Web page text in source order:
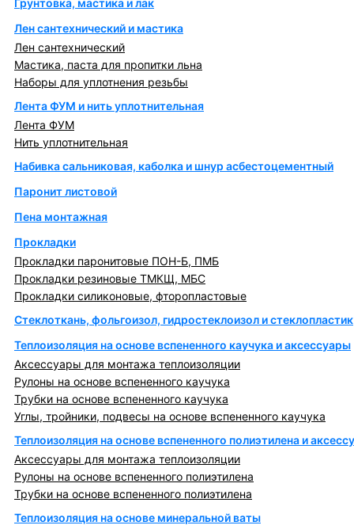
Грунтовка, мастика и лак
Лен сантехнический и мастика
Лен сантехнический
Мастика, паста для пропитки льна
Наборы для уплотнения резьбы
Лента ФУМ и нить уплотнительная
Лента ФУМ
Нить уплотнительная
Набивка сальниковая, каболка и шнур асбестоцементный
Паронит листовой
Пена монтажная
Прокладки
Прокладки паронитовые ПОН-Б, ПМБ
Прокладки резиновые ТМКЩ, МБС
Прокладки силиконовые, фторопластовые
Стеклоткань, фольгоизол, гидростеклоизол и стеклопластик
Теплоизоляция на основе вспененного каучука и аксессуары
Аксессуары для монтажа теплоизоляции
Рулоны на основе вспененного каучука
Трубки на основе вспененного каучука
Углы, тройники, подвесы на основе вспененного каучука
Теплоизоляция на основе вспененного полиэтилена и
Аксессуары для монтажа теплоизоляции
Рулоны на основе вспененного полиэтилена
Трубки на основе вспененного полиэтилена
Теплоизоляция на основе минеральной ваты